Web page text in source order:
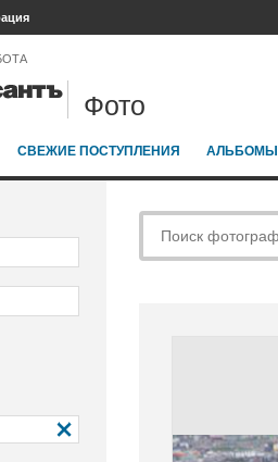
Фото
СВЕЖИЕ ПОСТУПЛЕНИЯ АЛЬБОМЫ